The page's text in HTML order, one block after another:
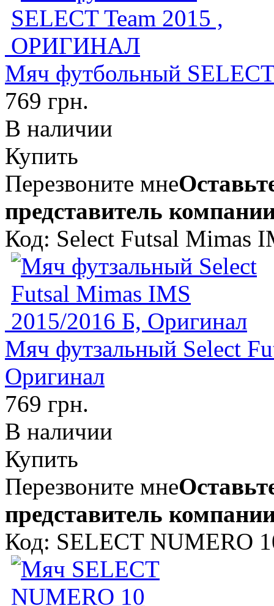
Мяч футбольный
769 грн.
В наличии
Купить
Перезвоните мне
представитель
Код: Select Futsal Mimas
Мяч футзальный Select
Оригинал
769 грн.
В наличии
Купить
Перезвоните мне
представитель
Код: SELECT NUMERO